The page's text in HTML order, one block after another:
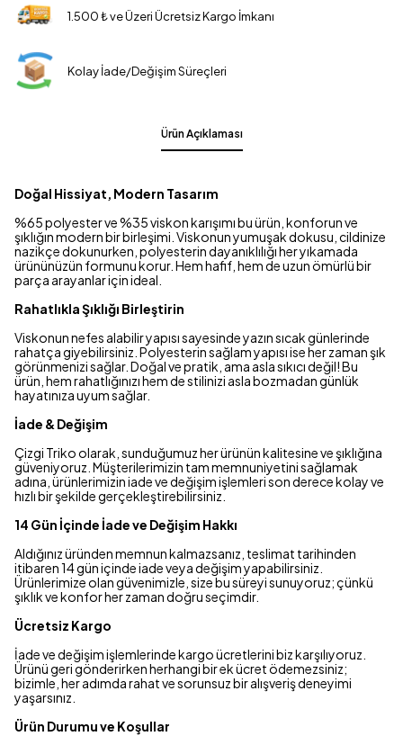
1.500 ₺ ve Üzeri Ücretsiz Kargo İmkanı
Kolay İade/Değişim Süreçleri
Ürün Açıklaması
Doğal Hissiyat, Modern Tasarım
%65 polyester ve %35 viskon karışımı bu ürün, konforun ve
şıklığın modern bir birleşimi. Viskonun yumuşak dokusu, cildinize
nazikçe dokunurken, polyesterin dayanıklılığı her yıkamada
ürününüzün formunu korur. Hem hafif, hem de uzun ömürlü bir
parça arayanlar için ideal.
Rahatlıkla Şıklığı Birleştirin
Viskonun nefes alabilir yapısı sayesinde yazın sıcak günlerinde
rahatça giyebilirsiniz. Polyesterin sağlam yapısı ise her zaman şık
görünmenizi sağlar. Doğal ve pratik, ama asla sıkıcı değil! Bu
ürün, hem rahatlığınızı hem de stilinizi asla bozmadan günlük
hayatınıza uyum sağlar.
İade & Değişim
Çizgi Triko olarak, sunduğumuz her ürünün kalitesine ve şıklığına
güveniyoruz. Müşterilerimizin tam memnuniyetini sağlamak
adına, ürünlerimizin iade ve değişim işlemleri son derece kolay ve
hızlı bir şekilde gerçekleştirebilirsiniz.
14 Gün İçinde İade ve Değişim Hakkı
Aldığınız üründen memnun kalmazsanız, teslimat tarihinden
itibaren 14 gün içinde iade veya değişim yapabilirsiniz.
Ürünlerimize olan güvenimizle, size bu süreyi sunuyoruz; çünkü
şıklık ve konfor her zaman doğru seçimdir.
Ücretsiz Kargo
İade ve değişim işlemlerinde kargo ücretlerini biz karşılıyoruz.
Ürünü geri gönderirken herhangi bir ek ücret ödemezsiniz;
bizimle, her adımda rahat ve sorunsuz bir alışveriş deneyimi
yaşarsınız.
Ürün Durumu ve Koşullar